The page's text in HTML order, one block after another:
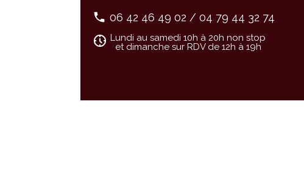
06 42 46 49 02 / 04 79 44 32 74
Lundi au samedi 10h à 20h non stop
et dimanche sur RDV de 12h à 19h